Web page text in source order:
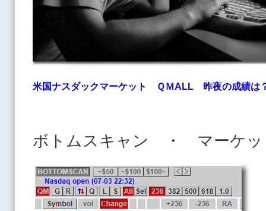
米国ナスダックマーケット ＱＭALL 昨夜の成績は
ボトムスキャン ・ マーケッ